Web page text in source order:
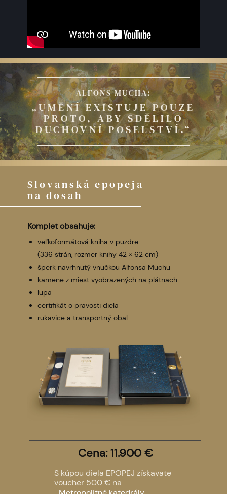
ALFONS MUCHA:
„UMĚNÍ EXISTUJE POUZE
PROTO, ABY SDĚLILO
DUCHOVNÍ POSELSTVÍ.“
Slovanská epopeja
na dosah
Komplet obsahuje:
veľkoformátová kniha v puzdre
(336 strán, rozmer knihy 42 × 62 cm)
šperk navrhnutý vnučkou Alfonsa Muchu
kamene z miest vyobrazených na plátnach
lupa
certifikát o pravosti diela
rukavice a transportný obal
Cena: 11.900 €
S kúpou diela EPOPEJ získavate
voucher 500 € na